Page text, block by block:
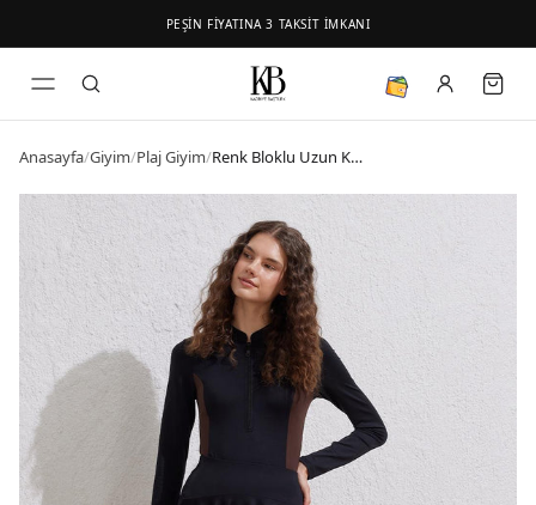
PEŞİN FİYATINA 3 TAKSİT İMKANI
Anasayfa/Giyim/Plaj Giyim/ Renk Bloklu Uzun Kollu Yüzücü Mayo Siyah